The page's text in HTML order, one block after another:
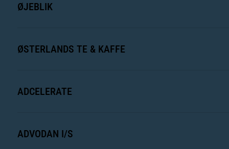
ØJEBLIK
ØSTERLANDS TE & KAFFE
ADCELERATE
ADVODAN I/S